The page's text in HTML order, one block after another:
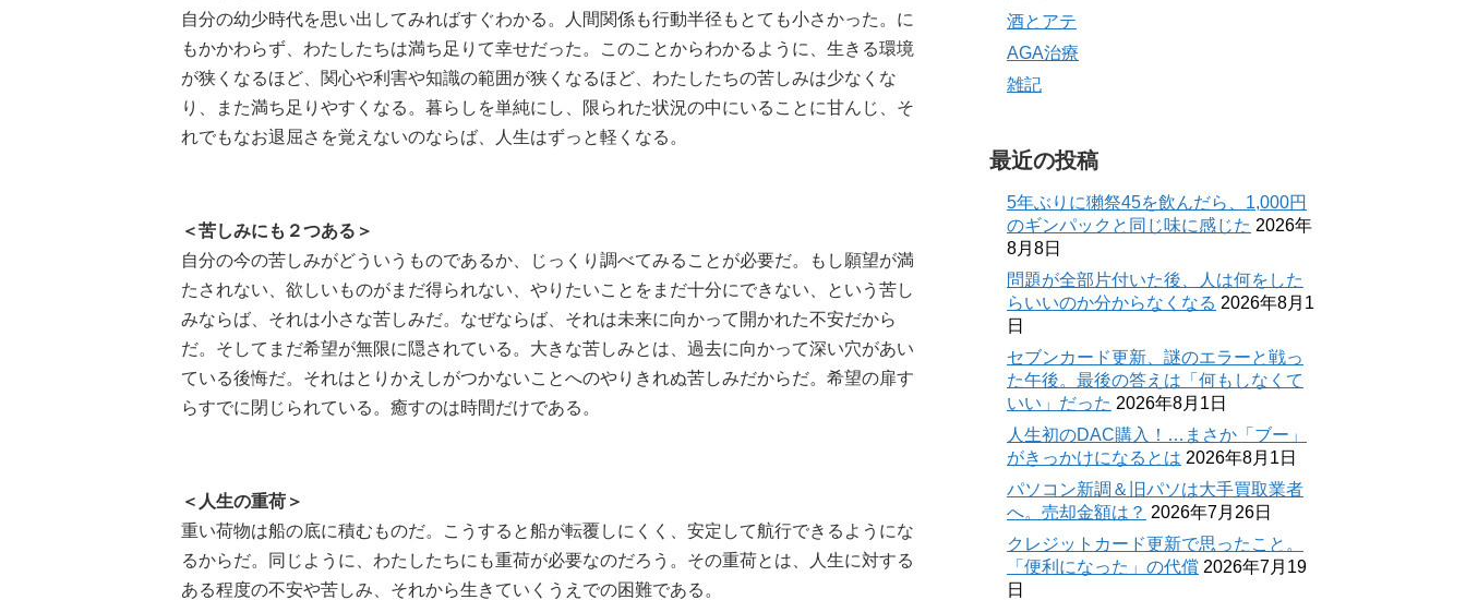
自分の幼少時代を思い出してみればすぐわかる。人間関係も行動半径もとても小さかった。に
もかかわらず、わたしたちは満ち足りて幸せだった。このことからわかるように、生きる環境
が狭くなるほど、関心や利害や知識の範囲が狭くなるほど、わたしたちの苦しみは少なくな
り、また満ち足りやすくなる。暮らしを単純にし、限られた状況の中にいることに甘んじ、そ
れでもなお退屈さを覚えないのならば、人生はずっと軽くなる。
＜苦しみにも２つある＞
自分の今の苦しみがどういうものであるか、じっくり調べてみることが必要だ。もし願望が満
たされない、欲しいものがまだ得られない、やりたいことをまだ十分にできない、という苦し
みならば、それは小さな苦しみだ。なぜならば、それは未来に向かって開かれた不安だから
だ。そしてまだ希望が無限に隠されている。大きな苦しみとは、過去に向かって深い穴があい
ている後悔だ。それはとりかえしがつかないことへのやりきれぬ苦しみだからだ。希望の扉す
らすでに閉じられている。癒すのは時間だけである。
＜人生の重荷＞
重い荷物は船の底に積むものだ。こうすると船が転覆しにくく、安定して航行できるようにな
るからだ。同じように、わたしたちにも重荷が必要なのだろう。その重荷とは、人生に対する
ある程度の不安や苦しみ、それから生きていくうえでの困難である。
酒とアテ
AGA治療
雑記
最近の投稿
5年ぶりに獺祭45を飲んだら、1,000円
のギンパックと同じ味に感じた 2026年
8月8日
問題が全部片付いた後、人は何をした
らいいのか分からなくなる 2026年8月1
日
セブンカード更新、謎のエラーと戦っ
た午後。最後の答えは「何もしなくて
いい」だった 2026年8月1日
人生初のDAC購入！…まさか「ブー」
がきっかけになるとは 2026年8月1日
パソコン新調＆旧パソは大手買取業者
へ。売却金額は？ 2026年7月26日
クレジットカード更新で思ったこと。
「便利になった」の代償 2026年7月19
日